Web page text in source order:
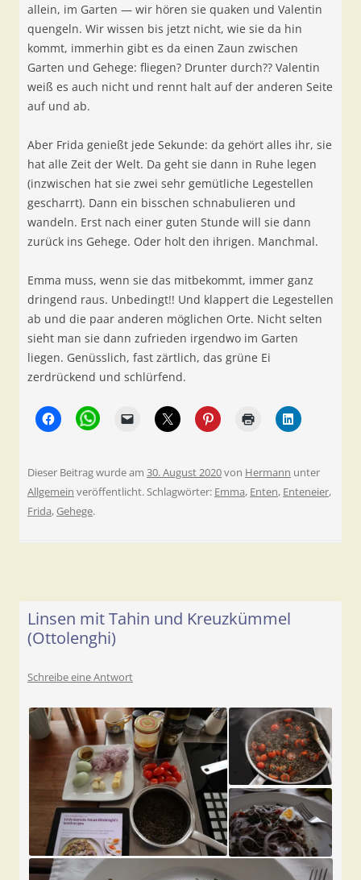
allein, im Garten — wir hören sie quaken und Valentin
quengeln. Wir wissen bis jetzt nicht, wie sie da hin
kommt, immerhin gibt es da einen Zaun zwischen
Garten und Gehege: fliegen? Drunter durch?? Valentin
weiß es auch nicht und rennt halt auf der anderen Seite
auf und ab.
Aber Frida genießt jede Sekunde: da gehört alles ihr, sie
hat alle Zeit der Welt. Da geht sie dann in Ruhe legen
(inzwischen hat sie zwei sehr gemütliche Legestellen
gescharrt). Dann ein bisschen schnabulieren und
wandeln. Erst nach einer guten Stunde will sie dann
zurück ins Gehege. Oder holt den ihrigen. Manchmal.
Emma muss, wenn sie das mitbekommt, immer ganz
dringend raus. Unbedingt!! Und klappert die Legestellen
ab und die paar anderen möglichen Orte. Nicht selten
sieht man sie dann zufrieden irgendwo im Garten
liegen. Genüsslich, fast zärtlich, das grüne Ei
zerdrückend und schlürfend.
Dieser Beitrag wurde am 30. August 2020von Hermann unter
Allgemein veröffentlicht. Schlagwörter: Emma, Enten, Enteneier,
Frida, Gehege.
Linsen mit Tahin und Kreuzkümmel
(Ottolenghi)
Schreibe eine Antwort